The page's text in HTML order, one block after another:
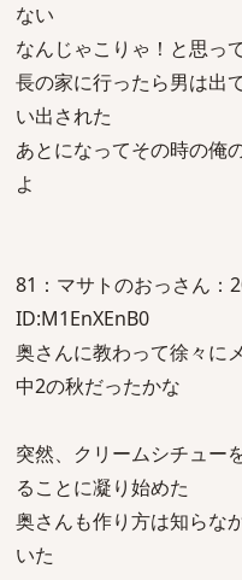
ない
なんじゃこりゃ！と思っ
長の家に行ったら男は出
い出された
あとになってその時の俺
よ
81：マサトのおっさん：
ID:M1EnXEnB0
奥さんに教わって徐々に
中2の秋だったかな
突然、クリームシチュー
ることに凝り始めた
奥さんも作り方は知らな
いた